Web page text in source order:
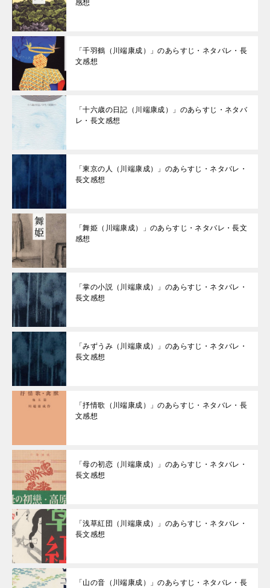
感想
「千羽鶴（川端康成）」のあらすじ・ネタバレ・長
文感想
「十六歳の日記（川端康成）」のあらすじ・ネタバ
レ・長文感想
「東京の人（川端康成）」のあらすじ・ネタバレ・
長文感想
「舞姫（川端康成）」のあらすじ・ネタバレ・長文
感想
「掌の小説（川端康成）」のあらすじ・ネタバレ・
長文感想
「みずうみ（川端康成）」のあらすじ・ネタバレ・
長文感想
「抒情歌（川端康成）」のあらすじ・ネタバレ・長
文感想
「母の初恋（川端康成）」のあらすじ・ネタバレ・
長文感想
「浅草紅団（川端康成）」のあらすじ・ネタバレ・
長文感想
「山の音（川端康成）」のあらすじ・ネタバレ・長